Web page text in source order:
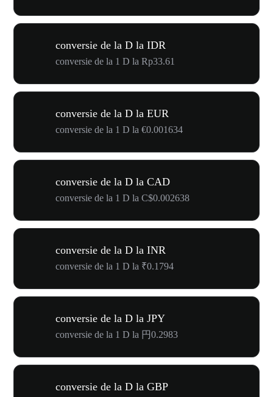
conversie de la D la IDR
conversie de la 1 D la Rp33.61
conversie de la D la EUR
conversie de la 1 D la €0.001634
conversie de la D la CAD
conversie de la 1 D la C$0.002638
conversie de la D la INR
conversie de la 1 D la ₹0.1794
conversie de la D la JPY
conversie de la 1 D la 円0.2983
conversie de la D la GBP